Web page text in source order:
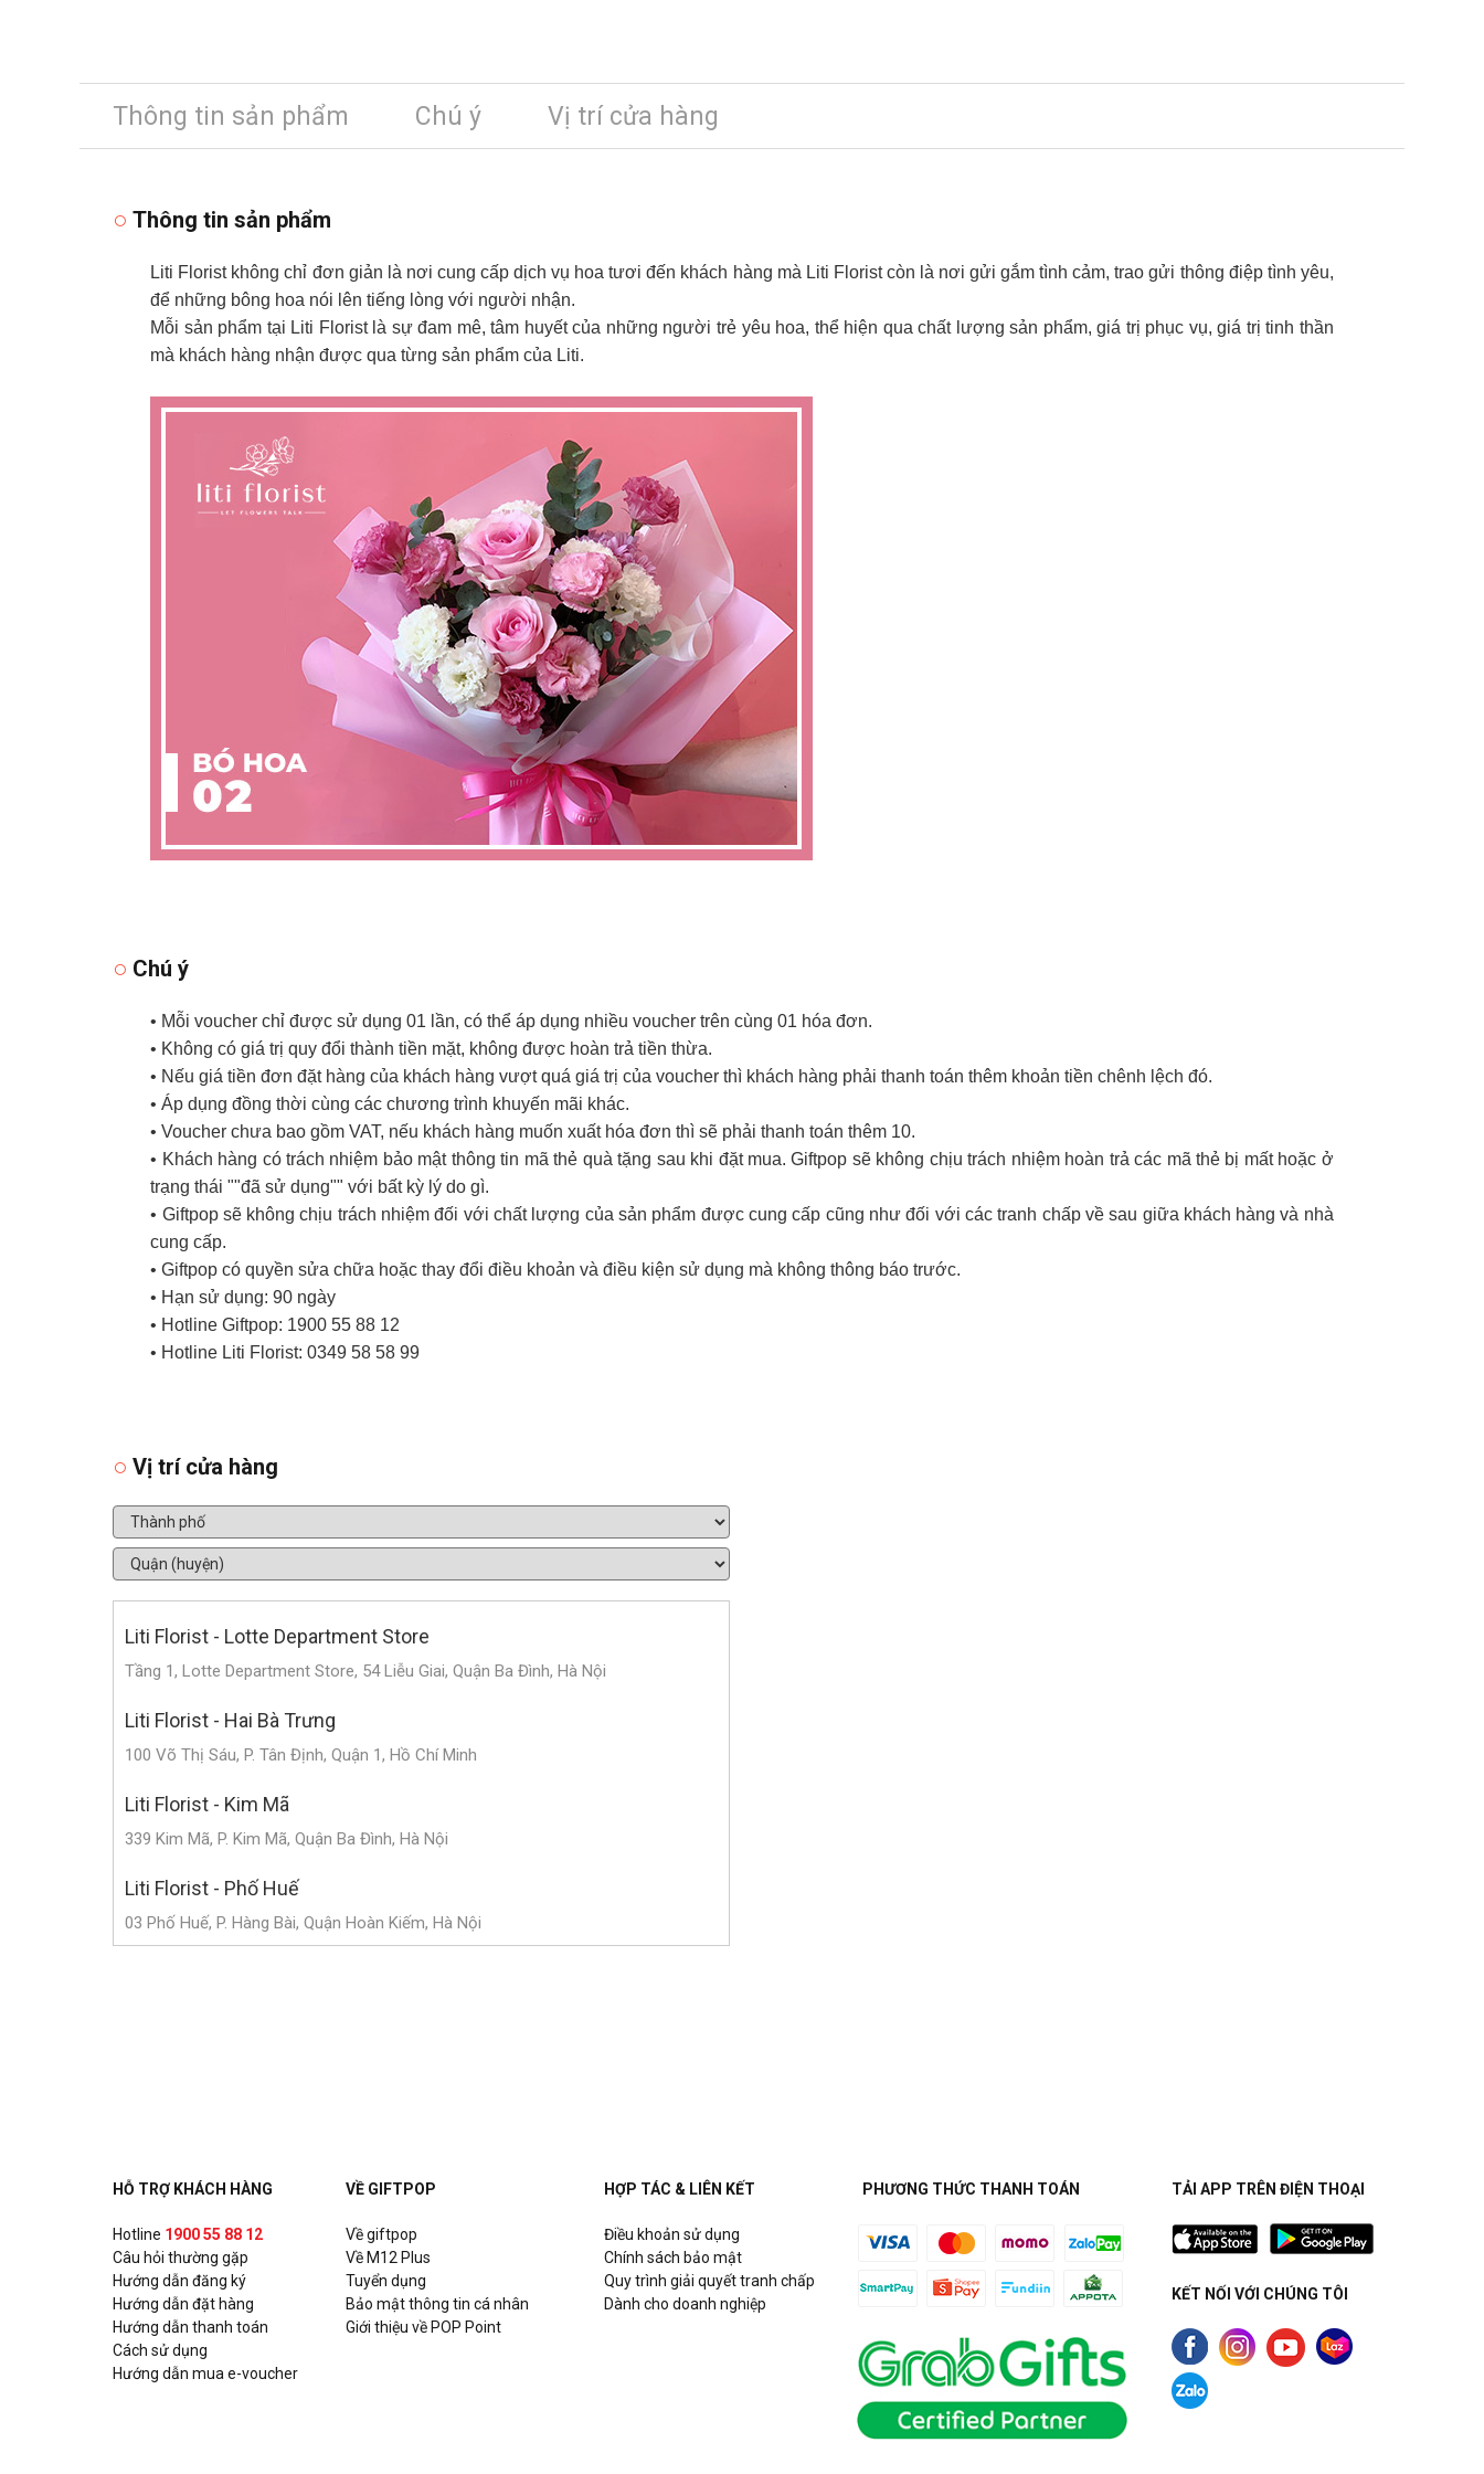
Thông tin sản phẩm Chú ý Vị trí cửa hàng
Thông tin sản phẩm
Liti Florist không chỉ đơn giản là nơi cung cấp dịch vụ hoa tươi đến khách hàng mà Liti Florist còn là nơi gửi gắm tình cảm, trao gửi thông điệp tình yêu,
để những bông hoa nói lên tiếng lòng với người nhận.
Mỗi sản phẩm tại Liti Florist là sự đam mê, tâm huyết của những người trẻ yêu hoa, thể hiện qua chất lượng sản phẩm, giá trị phục vụ, giá trị tinh thần
mà khách hàng nhận được qua từng sản phẩm của Liti.
Chú ý
• Mỗi voucher chỉ được sử dụng 01 lần, có thể áp dụng nhiều voucher trên cùng 01 hóa đơn.
• Không có giá trị quy đổi thành tiền mặt, không được hoàn trả tiền thừa.
• Nếu giá tiền đơn đặt hàng của khách hàng vượt quá giá trị của voucher thì khách hàng phải thanh toán thêm khoản tiền chênh lệch đó.
• Áp dụng đồng thời cùng các chương trình khuyến mãi khác.
• Voucher chưa bao gồm VAT, nếu khách hàng muốn xuất hóa đơn thì sẽ phải thanh toán thêm 10.
• Khách hàng có trách nhiệm bảo mật thông tin mã thẻ quà tặng sau khi đặt mua. Giftpop sẽ không chịu trách nhiệm hoàn trả các mã thẻ bị mất hoặc ở
trạng thái ""đã sử dụng"" với bất kỳ lý do gì.
• Giftpop sẽ không chịu trách nhiệm đối với chất lượng của sản phẩm được cung cấp cũng như đối với các tranh chấp về sau giữa khách hàng và nhà
cung cấp.
• Giftpop có quyền sửa chữa hoặc thay đổi điều khoản và điều kiện sử dụng mà không thông báo trước.
• Hạn sử dụng: 90 ngày
• Hotline Giftpop: 1900 55 88 12
• Hotline Liti Florist: 0349 58 58 99
Vị trí cửa hàng
Liti Florist - Lotte Department Store
Tầng 1, Lotte Department Store, 54 Liễu Giai, Quận Ba Đình, Hà Nội
Liti Florist - Hai Bà Trưng
100 Võ Thị Sáu, P. Tân Định, Quận 1, Hồ Chí Minh
Liti Florist - Kim Mã
339 Kim Mã, P. Kim Mã, Quận Ba Đình, Hà Nội
Liti Florist - Phố Huế
03 Phố Huế, P. Hàng Bài, Quận Hoàn Kiếm, Hà Nội
HỖ TRỢ KHÁCH HÀNG
Hotline 1900 55 88 12
Câu hỏi thường gặp
Hướng dẫn đăng ký
Hướng dẫn đặt hàng
Hướng dẫn thanh toán
Cách sử dụng
Hướng dẫn mua e-voucher
VỀ GIFTPOP
Về giftpop
Về M12 Plus
Tuyển dụng
Bảo mật thông tin cá nhân
Giới thiệu về POP Point
HỢP TÁC & LIÊN KẾT
Điều khoản sử dụng
Chính sách bảo mật
Quy trình giải quyết tranh chấp
Dành cho doanh nghiệp
PHƯƠNG THỨC THANH TOÁN TẢI APP TRÊN ĐIỆN THOẠI
KẾT NỐI VỚI CHÚNG TÔI